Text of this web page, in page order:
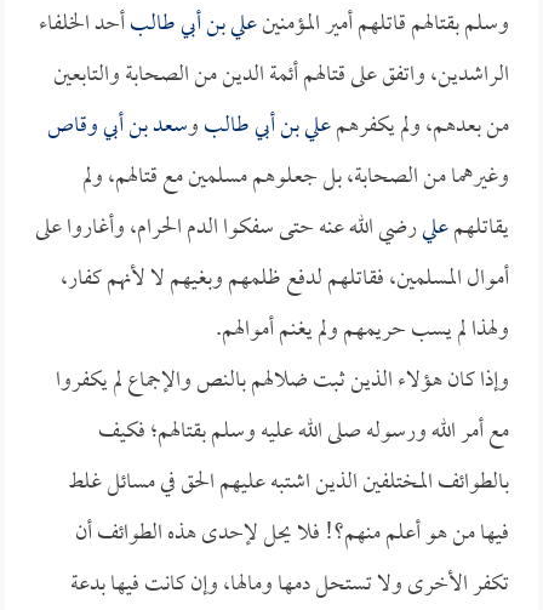
وسلم بقتالهم قاتلهم أمير المؤمنينعلي بن أبي طالبأحد الخلفاء
الراشدين، واتفق على قتالهم أئمة الدين من الصحابة والتابعين
من بعدهم، ولم يكفرهمعلي بن أبي طالبوسعد بن أبي وقاص
وغيرهما من الصحابة، بل جعلوهم مسلمين مع قتالهم، ولم
يقاتلهمعليرضي الله عنه حتى سفكوا الدم الحرام، وأغاروا على
أموال المسلمين، فقاتلهم لدفع ظلمهم وبغيهم لا لأنهم كفار،
ولهذا لم يسب حريمهم ولم يغنم أموالهم.
وإذا كان هؤلاء الذين ثبت ضلالهم بالنص والإجماع لم يكفروا
مع أمر الله ورسوله صلى الله عليه وسلم بقتالهم؛ فكيف
بالطوائف المختلفين الذين اشتبه عليهم الحق في مسائل غلط
فيها من هو أعلم منهم؟! فلا يحل لإحدى هذه الطوائف أن
تكفر الأخرى ولا تستحل دمها ومالها، وإن كانت فيها بدعة